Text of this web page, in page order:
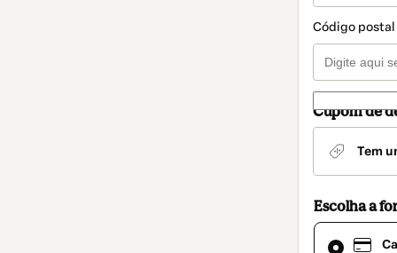
Código postal
Cupom de
Tem
Escolha a
Cartão
de